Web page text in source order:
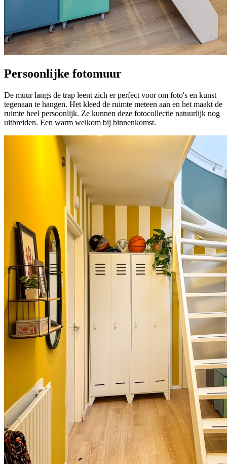
Persoonlijke fotomuur
De muur langs de trap leent zich er perfect voor om foto's en kunst
tegenaan te hangen. Het kleed de ruimte meteen aan en het maakt de
ruimte heel persoonlijk. Ze kunnen deze fotocollectie natuurlijk nog
uitbreiden. Een warm welkom bij binnenkomst.